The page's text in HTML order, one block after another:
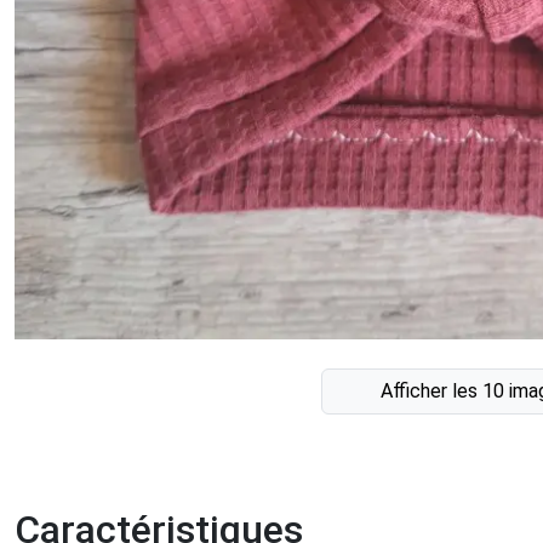
Afficher les 10
Caractéristiques